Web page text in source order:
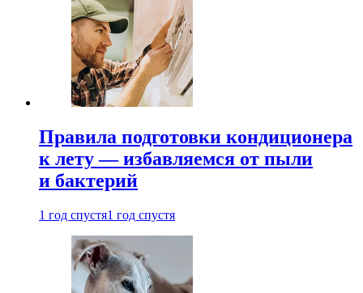
Правила подготовки кондиционера
к лету — избавляемся от пыли
и бактерий
1 год спустя1 год спустя